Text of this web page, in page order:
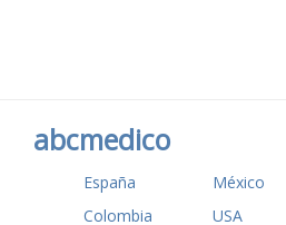
abcmedico
España México
Colombia
USA